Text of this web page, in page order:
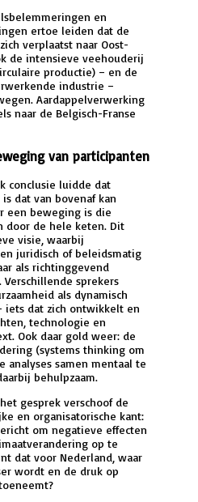
en
ertoe leiden dat de
verplaatst naar Oost-
de intensieve veehouderij
productie) – en de
industrie –
Aardappelverwerking
naar de Belgisch-Franse
van participanten
conclusie luidde dat
dat van bovenaf kan
een beweging is die
door de hele keten. Dit
visie, waarbij
juridisch of beleidsmatig
als richtinggevend
sprekers
als dynamisch
dat zich ontwikkelt en
technologie en
Ook daar gold weer: de
(systems thinking om
analyses samen mentaal te
behulpzaam.
gesprek verschoof de
en organisatorische kant:
om negatieve effecten
op te
dat voor Nederland, waar
wordt en de druk op